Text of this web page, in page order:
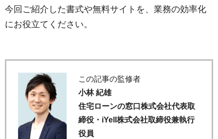
今回ご紹介した書式や無料サイトを、業務の効率化
にお役立てください。
この記事の監修者
小林 紀雄
住宅ローンの窓口株式会社代表取
締役・iYell株式会社取締役兼執行
役員